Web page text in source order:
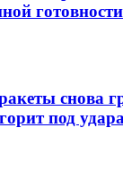
готовности
снова
под